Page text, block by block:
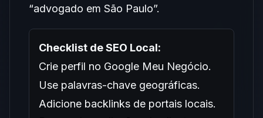
“advogado em São Paulo”.
Checklist de SEO Local:
Crie perfil no Google Meu Negócio.
Use palavras-chave geográficas.
Adicione backlinks de portais locais.